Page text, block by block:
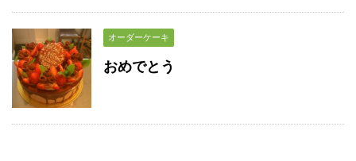
オーダーケーキ
おめでとう